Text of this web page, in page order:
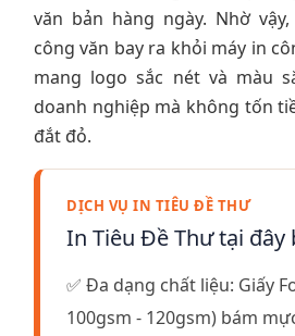
văn bản hàng ngày. Nhờ
công văn bay ra khỏi máy in
mang logo sắc nét và màu
doanh nghiệp mà không tốn
đắt đỏ.
DỊCH VỤ IN TIÊU ĐỀ THƯ
In Tiêu Đề Thư tại đây
✅ Đa dạng chất liệu: Giấy
100gsm - 120gsm) bám